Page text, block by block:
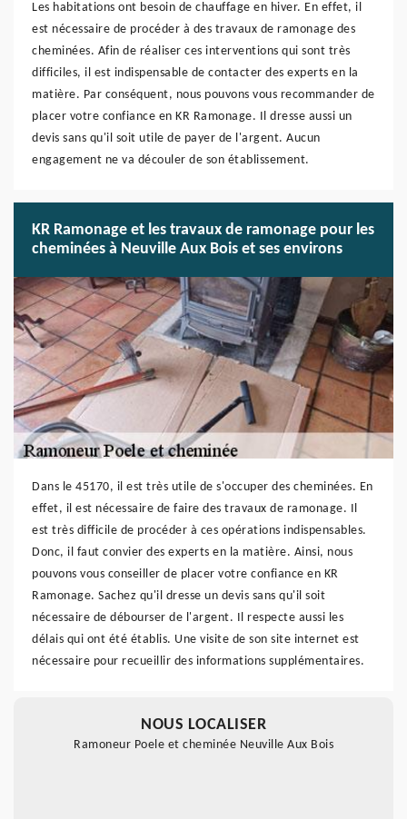
Les habitations ont besoin de chauffage en hiver. En effet, il
est nécessaire de procéder à des travaux de ramonage des
cheminées. Afin de réaliser ces interventions qui sont très
difficiles, il est indispensable de contacter des experts en la
matière. Par conséquent, nous pouvons vous recommander de
placer votre confiance en KR Ramonage. Il dresse aussi un
devis sans qu'il soit utile de payer de l'argent. Aucun
engagement ne va découler de son établissement.
KR Ramonage et les travaux de ramonage pour les
cheminées à Neuville Aux Bois et ses environs
Dans le 45170, il est très utile de s'occuper des cheminées. En
effet, il est nécessaire de faire des travaux de ramonage. Il
est très difficile de procéder à ces opérations indispensables.
Donc, il faut convier des experts en la matière. Ainsi, nous
pouvons vous conseiller de placer votre confiance en KR
Ramonage. Sachez qu'il dresse un devis sans qu'il soit
nécessaire de débourser de l'argent. Il respecte aussi les
délais qui ont été établis. Une visite de son site internet est
nécessaire pour recueillir des informations supplémentaires.
NOUS LOCALISER
Ramoneur Poele et cheminée Neuville Aux Bois